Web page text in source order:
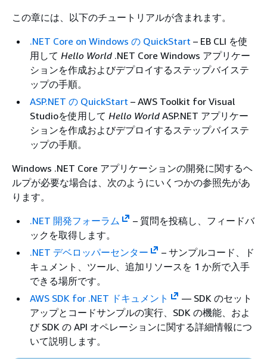
この章には、以下のチュートリアルが含まれます。
.NET Core on Windows の QuickStart – EB CLI を使
用して Hello World .NET Core Windows アプリケー
ションを作成およびデプロイするステップバイステ
ップの手順。
ASP.NET の QuickStart – AWS Toolkit for Visual
Studioを使用して Hello World ASP.NET アプリケー
ションを作成およびデプロイするステップバイステ
ップの手順。
Windows .NET Core アプリケーションの開発に関するヘ
ルプが必要な場合は、次のようにいくつかの参照先があ
ります。
.NET 開発フォーラム
– 質問を投稿し、フィードバ
ックを取得します。
.NET デベロッパーセンター
– サンプルコード、ド
キュメント、ツール、追加リソースを 1 か所で入手
できる場所です。
AWS SDK for .NET ドキュメント
— SDK のセット
アップとコードサンプルの実行、SDK の機能、およ
び SDK の API オペレーションに関する詳細情報につ
いて説明します。